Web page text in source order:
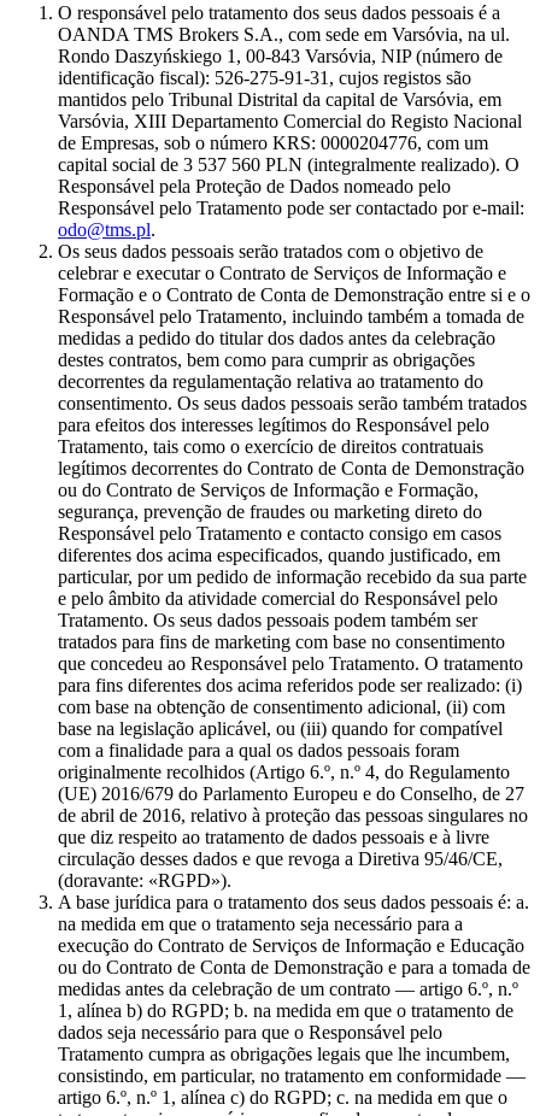
O responsável pelo tratamento dos seus dados pessoais é a
OANDA TMS Brokers S.A., com sede em Varsóvia, na ul.
Rondo Daszyńskiego 1, 00-843 Varsóvia, NIP (número de
identificação fiscal): 526-275-91-31, cujos registos são
mantidos pelo Tribunal Distrital da capital de Varsóvia, em
Varsóvia, XIII Departamento Comercial do Registo Nacional
de Empresas, sob o número KRS: 0000204776, com um
capital social de 3 537 560 PLN (integralmente realizado). O
Responsável pela Proteção de Dados nomeado pelo
Responsável pelo Tratamento pode ser contactado por e-mail:
odo@tms.pl.
Os seus dados pessoais serão tratados com o objetivo de
celebrar e executar o Contrato de Serviços de Informação e
Formação e o Contrato de Conta de Demonstração entre si e o
Responsável pelo Tratamento, incluindo também a tomada de
medidas a pedido do titular dos dados antes da celebração
destes contratos, bem como para cumprir as obrigações
decorrentes da regulamentação relativa ao tratamento do
consentimento. Os seus dados pessoais serão também tratados
para efeitos dos interesses legítimos do Responsável pelo
Tratamento, tais como o exercício de direitos contratuais
legítimos decorrentes do Contrato de Conta de Demonstração
ou do Contrato de Serviços de Informação e Formação,
segurança, prevenção de fraudes ou marketing direto do
Responsável pelo Tratamento e contacto consigo em casos
diferentes dos acima especificados, quando justificado, em
particular, por um pedido de informação recebido da sua parte
e pelo âmbito da atividade comercial do Responsável pelo
Tratamento. Os seus dados pessoais podem também ser
tratados para fins de marketing com base no consentimento
que concedeu ao Responsável pelo Tratamento. O tratamento
para fins diferentes dos acima referidos pode ser realizado: (i)
com base na obtenção de consentimento adicional, (ii) com
base na legislação aplicável, ou (iii) quando for compatível
com a finalidade para a qual os dados pessoais foram
originalmente recolhidos (Artigo 6.º, n.º 4, do Regulamento
(UE) 2016/679 do Parlamento Europeu e do Conselho, de 27
de abril de 2016, relativo à proteção das pessoas singulares no
que diz respeito ao tratamento de dados pessoais e à livre
circulação desses dados e que revoga a Diretiva 95/46/CE,
(doravante: «RGPD»).
A base jurídica para o tratamento dos seus dados pessoais é: a.
na medida em que o tratamento seja necessário para a
execução do Contrato de Serviços de Informação e Educação
ou do Contrato de Conta de Demonstração e para a tomada de
medidas antes da celebração de um contrato — artigo 6.º, n.º
1, alínea b) do RGPD; b. na medida em que o tratamento de
dados seja necessário para que o Responsável pelo
Tratamento cumpra as obrigações legais que lhe incumbem,
consistindo, em particular, no tratamento em conformidade —
artigo 6.º, n.º 1, alínea c) do RGPD; c. na medida em que o